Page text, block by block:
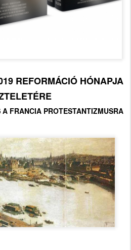
REFORMÁCIÓ HÓNAPJA
FRANCIA PROTESTANTIZMUSRA